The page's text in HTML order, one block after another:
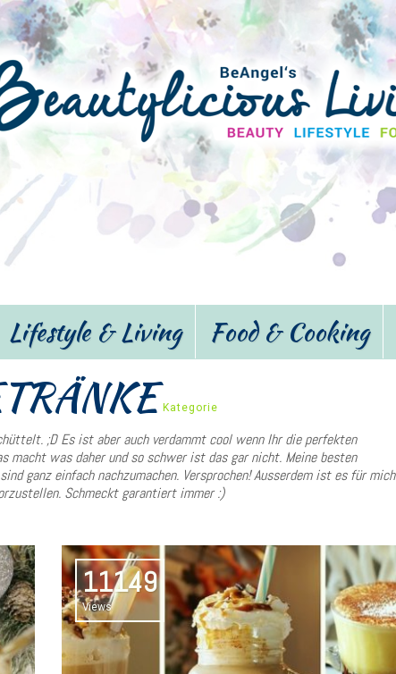
Lifestyle & Living Food & Cooking
Kategorie
;D Es ist aber auch verdammt cool wenn Ihr die perfekten
macht was daher und so schwer ist das gar nicht. Meine besten
ganz einfach nachzumachen. Versprochen! Ausserdem ist es für mich
Schmeckt garantiert immer :)
11149
Views